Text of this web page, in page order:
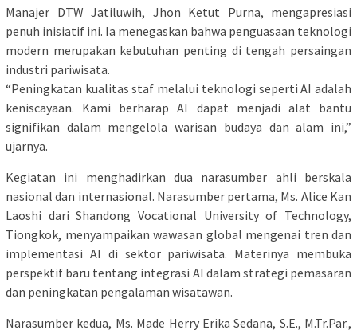
Manajer DTW Jatiluwih, Jhon Ketut Purna, mengapresiasi
penuh inisiatif ini. Ia menegaskan bahwa penguasaan teknologi
modern merupakan kebutuhan penting di tengah persaingan
industri pariwisata.
“Peningkatan kualitas staf melalui teknologi seperti AI adalah
keniscayaan. Kami berharap AI dapat menjadi alat bantu
signifikan dalam mengelola warisan budaya dan alam ini,”
ujarnya.
Kegiatan ini menghadirkan dua narasumber ahli berskala
nasional dan internasional. Narasumber pertama, Ms. Alice Kan
Laoshi dari Shandong Vocational University of Technology,
Tiongkok, menyampaikan wawasan global mengenai tren dan
implementasi AI di sektor pariwisata. Materinya membuka
perspektif baru tentang integrasi AI dalam strategi pemasaran
dan peningkatan pengalaman wisatawan.
Narasumber kedua, Ms. Made Herry Erika Sedana, S.E., M.Tr.Par.,